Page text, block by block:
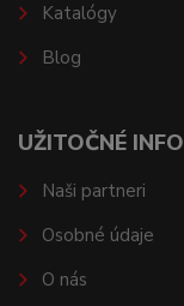
Katalógy
Blog
UŽITOČNÉ INFO
Naši partneri
Osobné údaje
O nás